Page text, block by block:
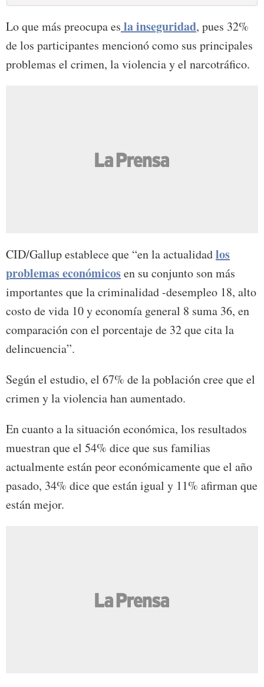
Lo que más preocupa es la inseguridad, pues 32%
de los participantes mencionó como sus principales
problemas el crimen, la violencia y el narcotráfico.
CID/Gallup establece que “en la actualidadlos
problemas económicosen su conjunto son más
importantes que la criminalidad -desempleo 18, alto
costo de vida 10 y economía general 8 suma 36, en
comparación con el porcentaje de 32 que cita la
delincuencia”.
Según el estudio, el 67% de la población cree que el
crimen y la violencia han aumentado.
En cuanto a la situación económica, los resultados
muestran que el 54% dice que sus familias
actualmente están peor económicamente que el año
pasado, 34% dice que están igual y 11% afirman que
están mejor.